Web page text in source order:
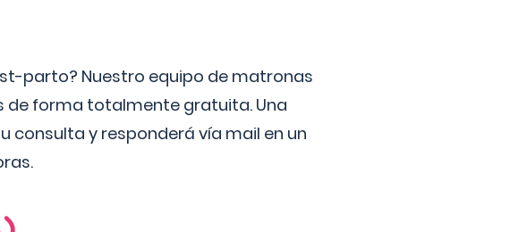
parto? Nuestro equipo de matronas
de forma totalmente gratuita. Una
y responderá vía mail en un